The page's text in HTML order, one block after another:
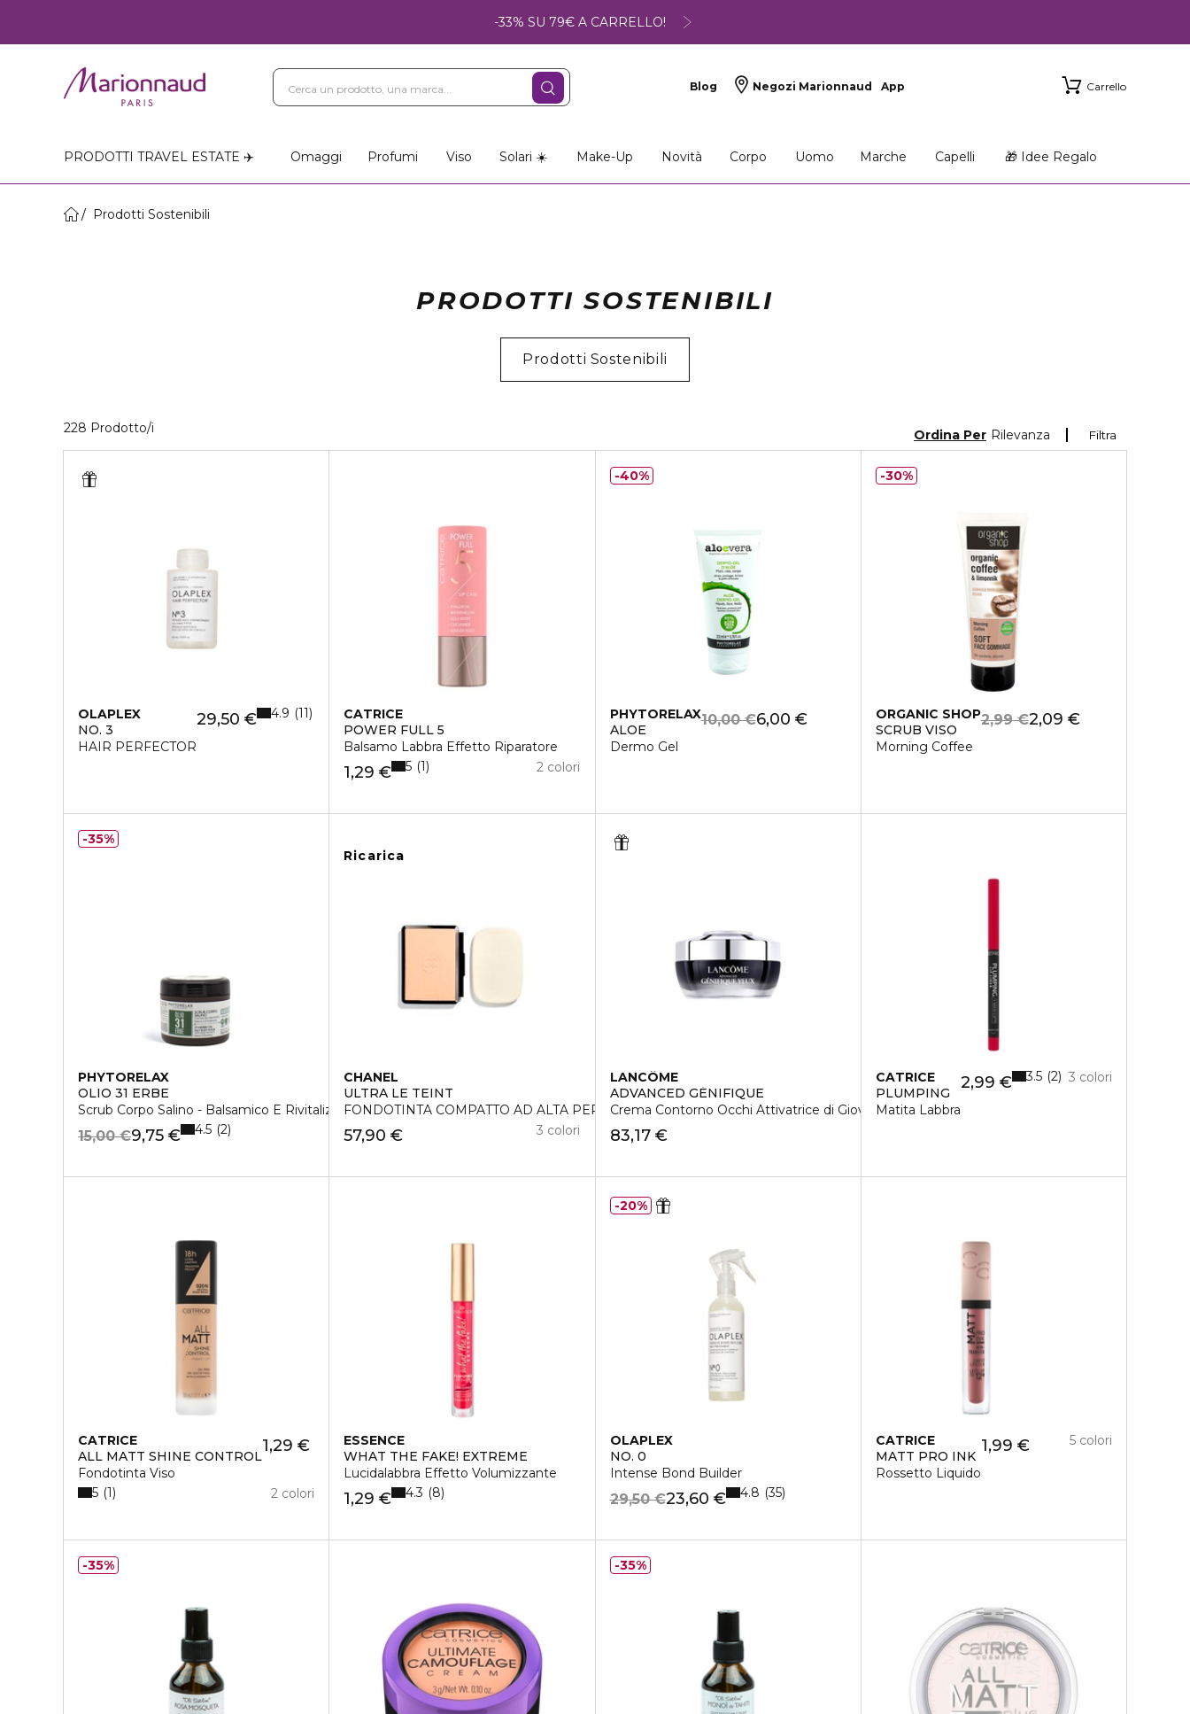
-33% SU 79€ A CARRELLO!
Blog Negozi Marionnaud App Carrello
PRODOTTI TRAVEL ESTATE ✈️ Omaggi Profumi Viso Solari ☀️ Make-Up Novità Corpo Uomo Marche Capelli 🎁 Idee Regalo
Prodotti Sostenibili
PRODOTTI SOSTENIBILI
Prodotti Sostenibili
228 Prodotto/i Filtra
Ordina Per Rilevanza
OLAPLEX
NO. 3
HAIR PERFECTOR
29,50 € 4.9 11
CATRICE
POWER FULL 5
Balsamo Labbra Effetto Riparatore
1,29 € 2 colori
5 1
PHYTORELAX
ALOE
Dermo Gel
6,00 €
10,00 €
40%
ORGANIC SHOP
SCRUB VISO
Morning Coffee
2,09 €
2,99 €
30%
PHYTORELAX
OLIO 31 ERBE
Scrub Corpo Salino - Balsamico E Rivitalizzante
9,75 €
15,00 € 4.5 2
35%
Ricarica
CHANEL
ULTRA LE TEINT
FONDOTINTA COMPATTO AD ALTA PERFEZIONE
57,90 € 3 colori
LANCÔME
ADVANCED GÉNIFIQUE
Crema Contorno Occhi Attivatrice di Giovinezza e Infusione di Radiosità
83,17 €
CATRICE
PLUMPING
Matita Labbra
2,99 € 3 colori
3.5 2
CATRICE
ALL MATT SHINE CONTROL
Fondotinta Viso
1,29 €
2 colori
5 1
ESSENCE
WHAT THE FAKE! EXTREME
Lucidalabbra Effetto Volumizzante
1,29 € 4.3 8
OLAPLEX
NO. 0
Intense Bond Builder
23,60 €
29,50 € 4.8 35
20%
CATRICE
MATT PRO INK
Rossetto Liquido
1,99 € 5 colori
35% 35%